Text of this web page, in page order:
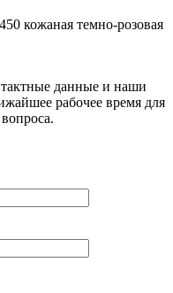
кожаная темно-розовая
данные и наши
рабочее время для